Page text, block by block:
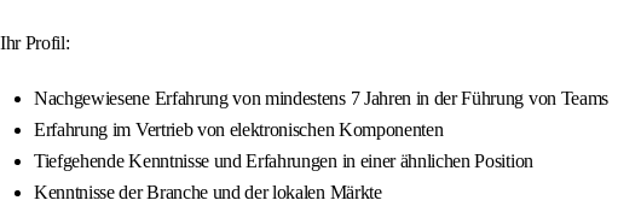
Ihr Profil:
Nachgewiesene Erfahrung von mindestens 7 Jahren in der Führung von Teams
Erfahrung im Vertrieb von elektronischen Komponenten
Tiefgehende Kenntnisse und Erfahrungen in einer ähnlichen Position
Kenntnisse der Branche und der lokalen Märkte